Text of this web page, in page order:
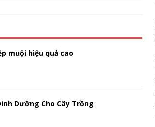
muội hiệu quả cao
Dưỡng Cho Cây Trồng